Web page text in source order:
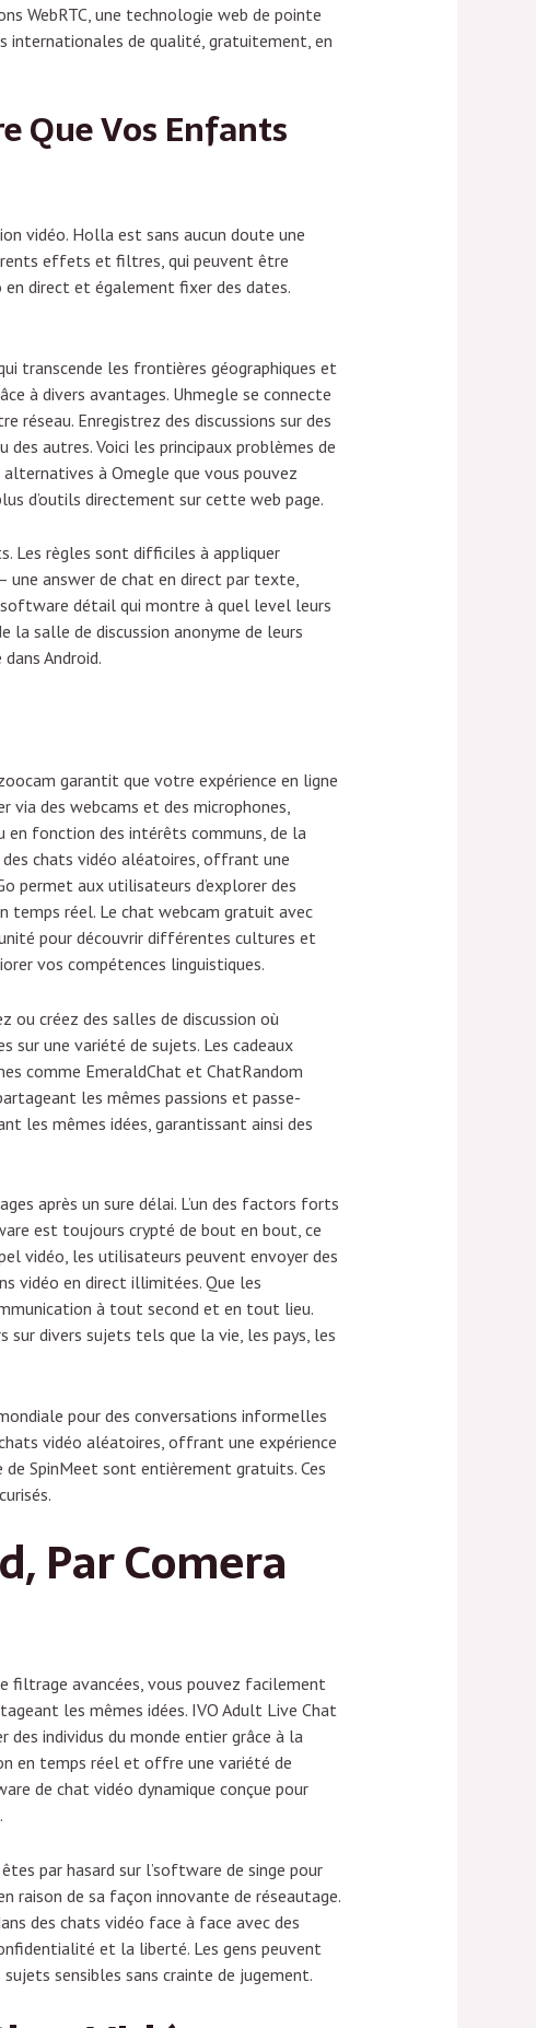
WebRTC, une technologie web de pointe
internationales de qualité, gratuitement, en
Que Vos Enfants
vidéo. Holla est sans aucun doute une
effets et filtres, qui peuvent être
direct et également fixer des dates.
transcende les frontières géographiques et
à divers avantages. Uhmegle se connecte
Enregistrez des discussions sur des
des autres. Voici les principaux problèmes de
à Omegle que vous pouvez
d’outils directement sur cette web page.
Les règles sont difficiles à appliquer
une answer de chat en direct par texte,
détail qui montre à quel level leurs
la salle de discussion anonyme de leurs
Android.
garantit que votre expérience en ligne
des webcams et des microphones,
fonction des intérêts communs, de la
chats vidéo aléatoires, offrant une
permet aux utilisateurs d’explorer des
temps réel. Le chat webcam gratuit avec
pour découvrir différentes cultures et
vos compétences linguistiques.
ou créez des salles de discussion où
sur une variété de sujets. Les cadeaux
comme EmeraldChat et ChatRandom
les mêmes passions et passe-
les mêmes idées, garantissant ainsi des
après un sure délai. L’un des factors forts
est toujours crypté de bout en bout, ce
vidéo, les utilisateurs peuvent envoyer des
vidéo en direct illimitées. Que les
à tout second et en tout lieu.
sur divers sujets tels que la vie, les pays, les
pour des conversations informelles
vidéo aléatoires, offrant une expérience
SpinMeet sont entièrement gratuits. Ces
Par Comera
filtrage avancées, vous pouvez facilement
les mêmes idées. IVO Adult Live Chat
individus du monde entier grâce à la
en temps réel et offre une variété de
de chat vidéo dynamique conçue pour
par hasard sur l’software de singe pour
raison de sa façon innovante de réseautage.
des chats vidéo face à face avec des
et la liberté. Les gens peuvent
sensibles sans crainte de jugement.